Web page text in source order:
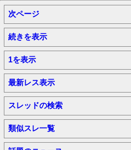
次ページ
続きを表示
1を表示
最新レス表示
スレッドの検索
類似スレ一覧